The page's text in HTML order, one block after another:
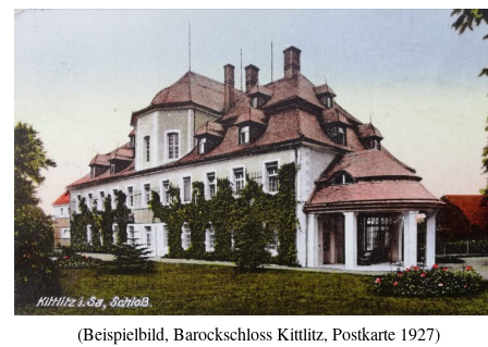
(Beispielbild, Barockschloss Kittlitz, Postkarte 1927)